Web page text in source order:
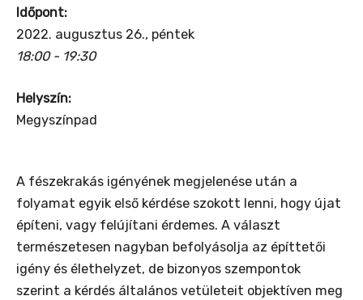
Időpont:
2022. augusztus 26., péntek
18:00 - 19:30
Helyszín:
Megyszínpad
A fészekrakás igényének megjelenése után a
folyamat egyik első kérdése szokott lenni, hogy újat
építeni, vagy felújítani érdemes. A választ
természetesen nagyban befolyásolja az építtetői
igény és élethelyzet, de bizonyos szempontok
szerint a kérdés általános vetületeit objektíven meg